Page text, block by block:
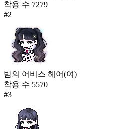
착용 수 7279
#2
밤의 어비스 헤어(여)
착용 수 5570
#3